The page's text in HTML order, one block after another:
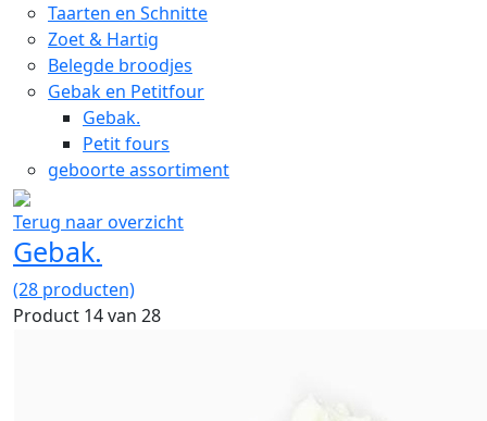
Taarten en Schnitte
Zoet & Hartig
Belegde broodjes
Gebak en Petitfour
Gebak.
Petit fours
geboorte assortiment
Terug naar overzicht
Gebak.
(28 producten)
Product 14 van 28